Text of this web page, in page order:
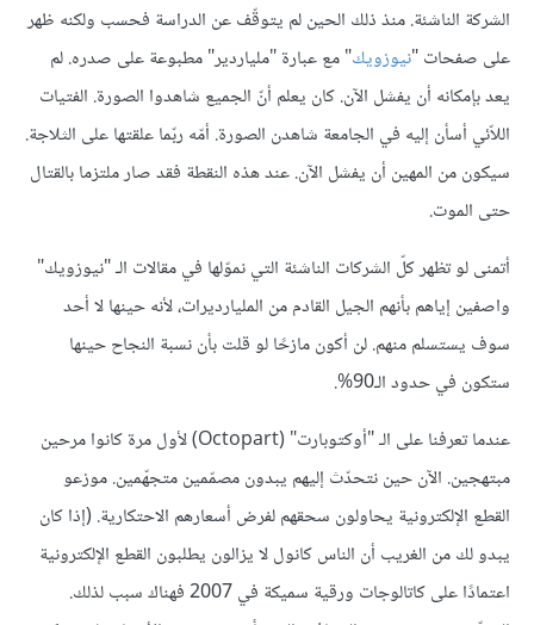
الشركة الناشئة. منذ ذلك الحين لم يتوقّف عن الدراسة فحسب ولكنه ظهر
على صفحات "نيوزويك" مع عبارة "ملياردير" مطبوعة على صدره. لم
يعد بإمكانه أن يفشل الآن. كان يعلم أنّ الجميع شاهدوا الصورة. الفتيات
اللاّئي أسأن إليه في الجامعة شاهدن الصورة. أمّه ربّما علقتها على الثلاجة.
سيكون من المهين أن يفشل الآن. عند هذه النقطة فقد صار ملتزما بالقتال
حتى الموت.
أتمنى لو تظهر كلّ الشركات الناشئة التي نموّلها في مقالات الـ "نيوزويك"
واصفين إياهم بأنهم الجيل القادم من المليارديرات، لأنه حينها لا أحد
سوف يستسلم منهم. لن أكون مازحًا لو قلت بأن نسبة النجاح حينها
ستكون في حدود الـ90%.
عندما تعرفنا على الـ "أوكتوبارت" (Octopart) لأول مرة كانوا مرحين
مبتهجين. الآن حين نتحدّث إليهم يبدون مصمّمين متجهّمين. موزعو
القطع الإلكترونية يحاولون سحقهم لفرض أسعارهم الاحتكارية. (إذا كان
يبدو لك من الغريب أن الناس كانول لا يزالون يطلبون القطع الإلكترونية
اعتمادًا على كاتالوجات ورقية سميكة في 2007 فهناك سبب لذلك.